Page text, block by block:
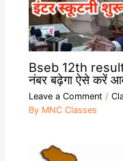
Bseb 12th
नंबर बढ़ेगा ऐसे करें
Leave a Comment /
By MNC Classes